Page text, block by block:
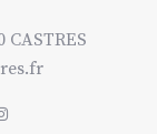
CASTRES